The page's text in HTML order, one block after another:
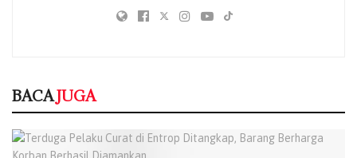
MBG Diuji Krisis Keracunan di Papua, BGN
Tegaskan Dapur Tak Sesuai SOP Siap Ditutup
BACAJUGA